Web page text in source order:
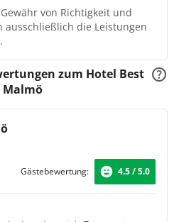
von Richtigkeit und
ausschließlich die Leistungen
zum Hotel Best
Malmö
Gästebewertung: 4.5 / 5.0